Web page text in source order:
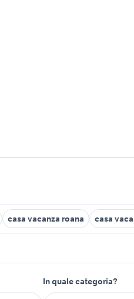
casa vacanza roana casa
In quale categoria?